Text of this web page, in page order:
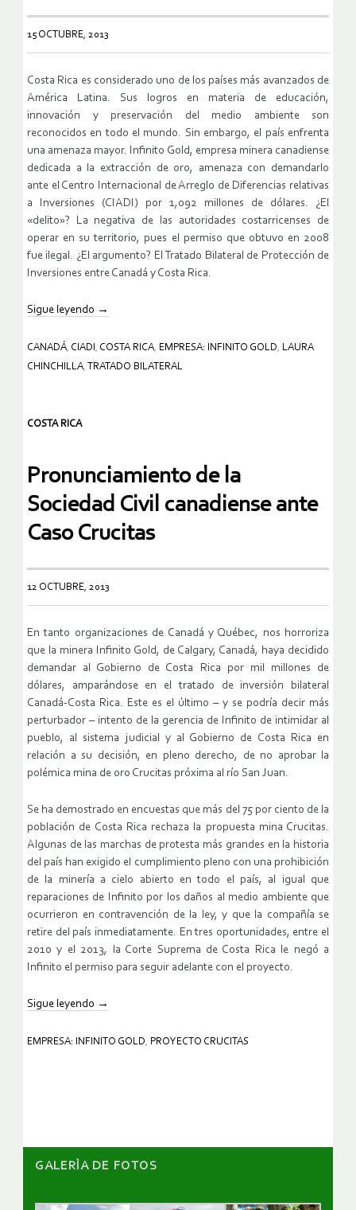
15 OCTUBRE, 2013
Costa Rica es considerado uno de los países más avanzados de
América Latina. Sus logros en materia de educación,
innovación y preservación del medio ambiente son
reconocidos en todo el mundo. Sin embargo, el país enfrenta
una amenaza mayor. Infinito Gold, empresa minera canadiense
dedicada a la extracción de oro, amenaza con demandarlo
ante el Centro Internacional de Arreglo de Diferencias relativas
a Inversiones (CIADI) por 1,092 millones de dólares. ¿El
«delito»? La negativa de las autoridades costarricenses de
operar en su territorio, pues el permiso que obtuvo en 2008
fue ilegal. ¿El argumento? El Tratado Bilateral de Protección de
Inversiones entre Canadá y Costa Rica.
Sigue leyendo →
CANADÁ, CIADI , COSTA RICA, EMPRESA: INFINITO GOLD, LAURA
CHINCHILLA, TRATADO BILATERAL
COSTA RICA
Pronunciamiento de la
Sociedad Civil canadiense ante
Caso Crucitas
12 OCTUBRE, 2013
En tanto organizaciones de Canadá y Québec, nos horroriza
que la minera Infinito Gold, de Calgary, Canadá, haya decidido
demandar al Gobierno de Costa Rica por mil millones de
dólares, amparándose en el tratado de inversión bilateral
Canadá-Costa Rica. Este es el último – y se podría decir más
perturbador – intento de la gerencia de Infinito de intimidar al
pueblo, al sistema judicial y al Gobierno de Costa Rica en
relación a su decisión, en pleno derecho, de no aprobar la
polémica mina de oro Crucitas próxima al río San Juan.
Se ha demostrado en encuestas que más del 75 por ciento de la
población de Costa Rica rechaza la propuesta mina Crucitas.
Algunas de las marchas de protesta más grandes en la historia
del país han exigido el cumplimiento pleno con una prohibición
de la minería a cielo abierto en todo el país, al igual que
reparaciones de Infinito por los daños al medio ambiente que
ocurrieron en contravención de la ley, y que la compañía se
retire del país inmediatamente. En tres oportunidades, entre el
2010 y el 2013, la Corte Suprema de Costa Rica le negó a
Infinito el permiso para seguir adelante con el proyecto.
Sigue leyendo →
EMPRESA: INFINITO GOLD PROYECTO CRUCITAS
GALERÌA DE FOTOS